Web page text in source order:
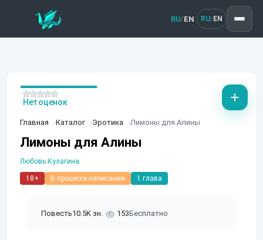
RU/EN RU/ EN
Главная Каталог Эротика Лимоны для Алины
Лимоны для Алины
Любовь Кулагина
18+ В процессе написания 1 глава
Повесть10.5K зн. 153Бесплатно
Нет оценок